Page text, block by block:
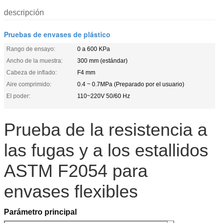
descripción
Pruebas de envases de plástico
Rango de ensayo:
0 a 600 KPa
Ancho de la muestra:
300 mm (estándar)
Cabeza de inflado:
F4 mm
Aire comprimido:
0.4 ~ 0.7MPa (Preparado por el usuario)
El poder:
110~220V 50/60 Hz
Prueba de la resistencia a
las fugas y a los estallidos
ASTM F2054 para
envases flexibles
Parámetro principal